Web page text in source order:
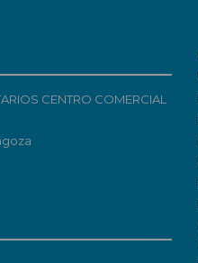
CENTRO COMERCIAL